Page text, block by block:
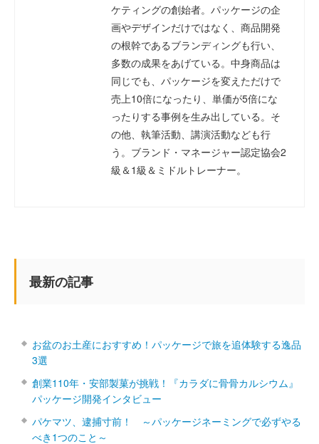
ケティングの創始者。パッケージの企
画やデザインだけではなく、商品開発
の根幹であるブランディングも行い、
多数の成果をあげている。中身商品は
同じでも、パッケージを変えただけで
売上10倍になったり、単価が5倍にな
ったりする事例を生み出している。そ
の他、執筆活動、講演活動なども行
う。ブランド・マネージャー認定協会2
級＆1級＆ミドルトレーナー。
最新の記事
お盆のお土産におすすめ！パッケージで旅を追体験する逸品
3選
創業110年・安部製菓が挑戦！『カラダに骨骨カルシウム』
パッケージ開発インタビュー
パケマツ、逮捕寸前！ ～パッケージネーミングで必ずやる
べき1つのこと～